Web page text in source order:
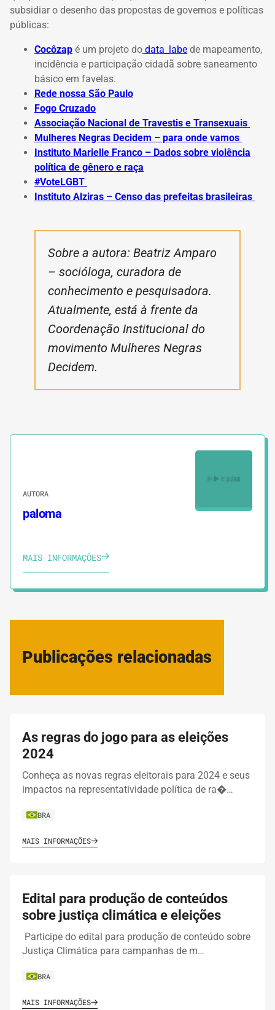
subsidiar o desenho das propostas de governos e políticas
públicas:
Cocôzap é um projeto do data_labe de mapeamento,
incidência e participação cidadã sobre saneamento
básico em favelas.
Rede nossa São Paulo
Fogo Cruzado
Associação Nacional de Travestis e Transexuais
Mulheres Negras Decidem – para onde vamos
Instituto Marielle Franco – Dados sobre violência
política de gênero e raça
#VoteLGBT
Instituto Alziras – Censo das prefeitas brasileiras
Sobre a autora: Beatriz Amparo
– socióloga, curadora de
conhecimento e pesquisadora.
Atualmente, está à frente da
Coordenação Institucional do
movimento Mulheres Negras
Decidem.
AUTORA
paloma
MAIS INFORMAÇÕES
Publicações relacionadas
As regras do jogo para as eleições
2024
Conheça as novas regras eleitorais para 2024 e seus
impactos na representatividade política de ra�…
BRA
MAIS INFORMAÇÕES
Edital para produção de conteúdos
sobre justiça climática e eleições
Participe do edital para produção de conteúdo sobre
Justiça Climática para campanhas de m…
BRA
MAIS INFORMAÇÕES